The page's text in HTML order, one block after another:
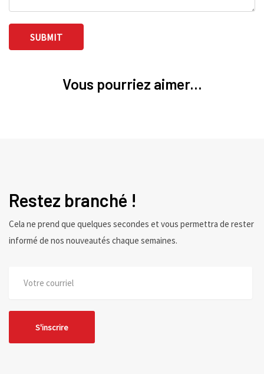
Vous pourriez aimer...
Restez branché !
Cela ne prend que quelques secondes et vous permettra de rester
informé de nos nouveautés chaque semaines.